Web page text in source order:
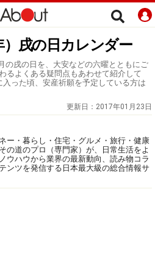
戌の日カレンダー
の戌の日を、大安などの六曜とともにご
るよくある疑問点もあわせて紹介して
った頃、安産祈願を予定している方は
更新日： 2017年01月23日
ー・暮らし・住宅・グルメ・旅行・健康
の道のプロ（専門家）が、日常生活をよ
ウハウから業界の最新動向、読み物コラ
ンツを発信する日本最大級の総合情報サ